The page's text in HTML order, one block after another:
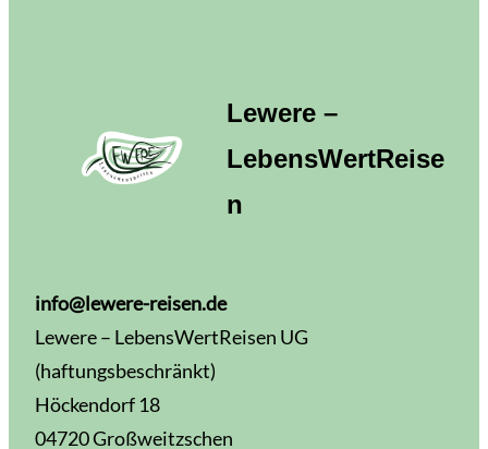
Lewere –
LebensWertReise
n
info@lewere-reisen.de
Lewere – LebensWertReisen UG
(haftungsbeschränkt)
Höckendorf 18
04720 Großweitzschen